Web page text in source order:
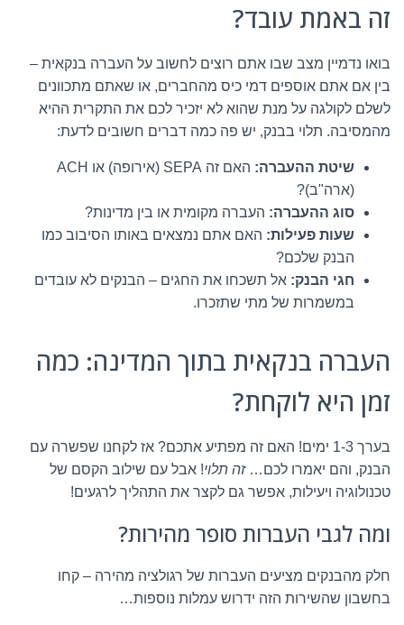
זה באמת עובד?
בואו נדמיין מצב שבו אתם רוצים לחשוב על העברה בנקאית –
בין אם אתם אוספים דמי כיס מהחברים, או שאתם מתכוונים
לשלם לקולגה על מנת שהוא לא יזכיר לכם את התקרית ההיא
מהמסיבה. תלוי בבנק, יש פה כמה דברים חשובים לדעת:
שיטת ההעברה:
האם זה SEPA (אירופה) או ACH
(ארה"ב)?
סוג ההעברה: העברה מקומית או בין מדינות?
שעות פעילות: האם אתם נמצאים באותו הסיבוב כמו
הבנק שלכם?
חגי הבנק: אל תשכחו את החגים – הבנקים לא עובדים
במשמרות של מתי שתזכרו.
העברה בנקאית בתוך המדינה: כמה
זמן היא לוקחת?
בערך 1-3 ימים! האם זה מפתיע אתכם? אז לקחנו שפשרה עם
הבנק, והם יאמרו לכם…זה תלוי! אבל עם שילוב הקסם של
טכנולוגיה ויעילות, אפשר גם לקצר את התהליך לרגעים!
ומה לגבי העברות סופר מהירות?
חלק מהבנקים מציעים העברות של רגולציה מהירה – קחו
בחשבון שהשירות הזה ידרוש עמלות נוספות…